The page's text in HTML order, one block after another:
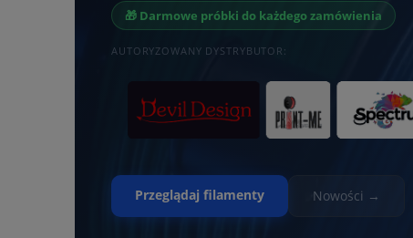
🎁 Darmowe próbki do każdego zamówienia
AUTORYZOWANY DYSTRYBUTOR:
Przeglądaj filamenty Nowości →